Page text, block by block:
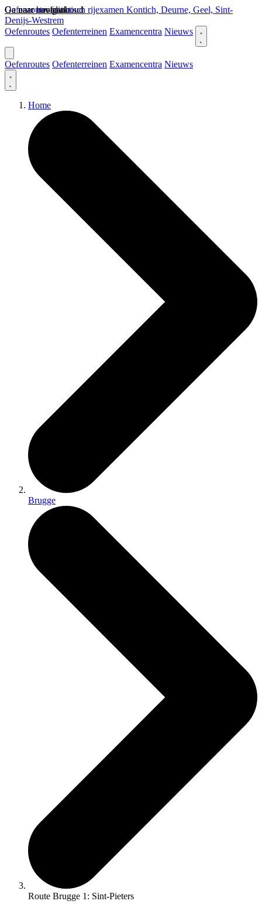
Ga naar hoofdinhoud
Ga naar navigatie
Oefenroutes praktisch rijexamen Kontich, Deurne, Geel, Sint-
Denijs-Westrem
Oefenroutes Oefenterreinen Examencentra Nieuws
Oefenroutes Oefenterreinen Examencentra Nieuws
Home
Brugge
Route Brugge 1: Sint-Pieters